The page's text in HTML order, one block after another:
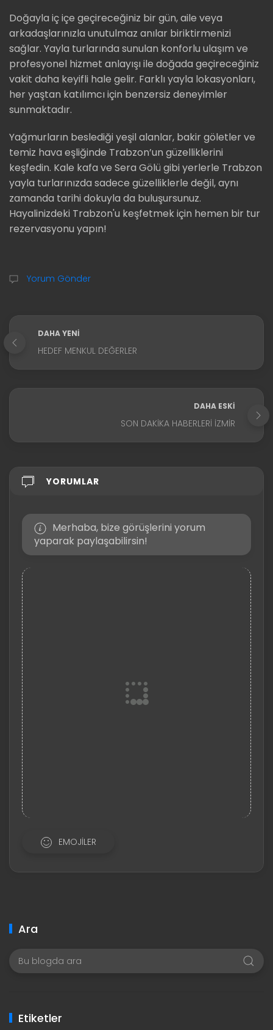
Doğayla iç içe geçireceğiniz bir gün, aile veya
arkadaşlarınızla unutulmaz anılar biriktirmenizi
sağlar. Yayla turlarında sunulan konforlu ulaşım ve
profesyonel hizmet anlayışı ile doğada geçireceğiniz
vakit daha keyifli hale gelir. Farklı yayla lokasyonları,
her yaştan katılımcı için benzersiz deneyimler
sunmaktadır.
Yağmurların beslediği yeşil alanlar, bakir göletler ve
temiz hava eşliğinde Trabzon’un güzelliklerini
keşfedin. Kale kafa ve Sera Gölü gibi yerlerle Trabzon
yayla turlarınızda sadece güzelliklerle değil, aynı
zamanda tarihi dokuyla da buluşursunuz.
Hayalinizdeki Trabzon'u keşfetmek için hemen bir tur
rezervasyonu yapın!
Yorum Gönder
DAHA YENI
HEDEF MENKUL DEĞERLER
DAHA ESKI
SON DAKIKA HABERLERI İZMIR
YORUMLAR
Merhaba, bize görüşlerini yorum
yaparak paylaşabilirsin!
EMOJILER
Ara
Etiketler